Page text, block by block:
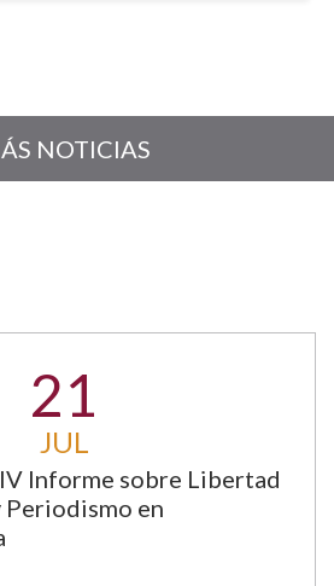
NOTICIAS
21
JUL
Informe sobre Libertad
Periodismo en